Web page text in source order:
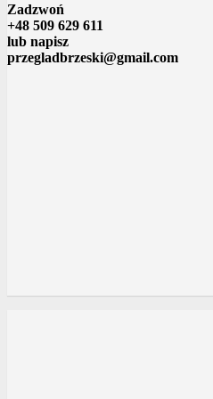
Zadzwoń
+48 509 629 611
lub napisz
przegladbrzeski@gmail.com